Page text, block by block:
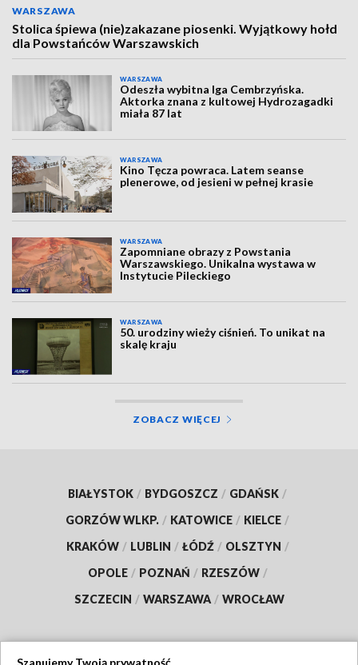
WARSZAWA
Stolica śpiewa (nie)zakazane piosenki. Wyjątkowy hołd
dla Powstańców Warszawskich
WARSZAWA
Odeszła wybitna Iga Cembrzyńska.
Aktorka znana z kultowej Hydrozagadki
miała 87 lat
WARSZAWA
Kino Tęcza powraca. Latem seanse
plenerowe, od jesieni w pełnej krasie
WARSZAWA
Zapomniane obrazy z Powstania
Warszawskiego. Unikalna wystawa w
Instytucie Pileckiego
WARSZAWA
50. urodziny wieży ciśnień. To unikat na
skalę kraju
ZOBACZ WIĘCEJ
BIAŁYSTOK / BYDGOSZCZ / GDAŃSK /
GORZÓW WLKP. / KATOWICE / KIELCE /
KRAKÓW / LUBLIN / ŁÓDŹ / OLSZTYN /
OPOLE / POZNAŃ / RZESZÓW /
SZCZECIN / WARSZAWA / WROCŁAW
Szanujemy Twoją prywatność